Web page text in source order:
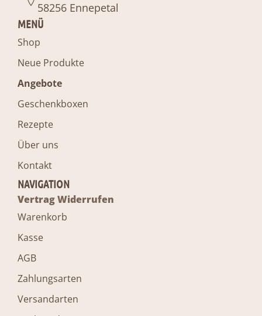
58256 Ennepetal
MENÜ
Shop
Neue Produkte
Angebote
Geschenkboxen
Rezepte
Über uns
Kontakt
NAVIGATION
Vertrag Widerrufen
Warenkorb
Kasse
AGB
Zahlungsarten
Versandarten